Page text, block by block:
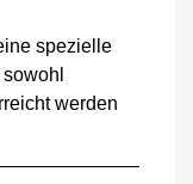
spezielle
werden